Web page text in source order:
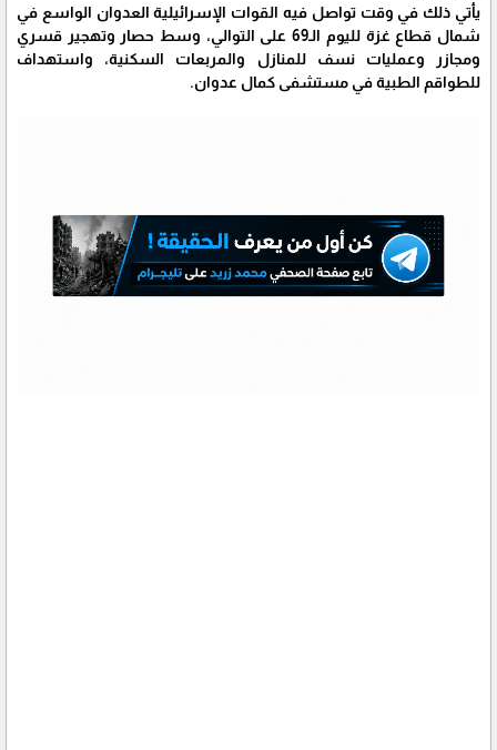
يأتي ذلك في وقت تواصل فيه القوات الإسرائيلية العدوان الواسع في
شمال قطاع غزة لليوم الـ69 على التوالي، وسط حصار وتهجير قسري
ومجازر وعمليات نسف للمنازل والمربعات السكنية، واستهداف
للطواقم الطبية في مستشفى كمال عدوان.